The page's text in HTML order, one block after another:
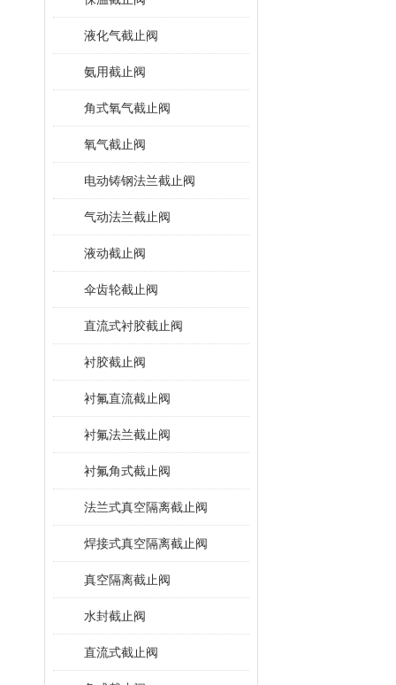
液化气截止阀
氨用截止阀
角式氧气截止阀
氧气截止阀
电动铸钢法兰截止阀
气动法兰截止阀
液动截止阀
伞齿轮截止阀
直流式衬胶截止阀
衬胶截止阀
衬氟直流截止阀
衬氟法兰截止阀
衬氟角式截止阀
法兰式真空隔离截止阀
焊接式真空隔离截止阀
真空隔离截止阀
水封截止阀
直流式截止阀